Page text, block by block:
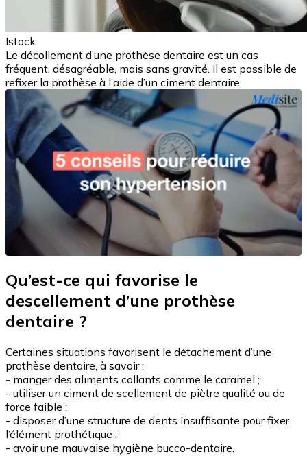
Istock
Le décollement d’une prothèse dentaire est un cas
fréquent, désagréable, mais sans gravité. Il est possible de
refixer la prothèse à l’aide d’un ciment dentaire.
Qu’est-ce qui favorise le
descellement d’une prothèse
dentaire ?
Certaines situations favorisent le détachement d’une
prothèse dentaire, à savoir :
- manger des aliments collants comme le caramel ;
- utiliser un ciment de scellement de piètre qualité ou de
force faible ;
- disposer d’une structure de dents insuffisante pour fixer
l’élément prothétique ;
- avoir une mauvaise hygiène bucco-dentaire.